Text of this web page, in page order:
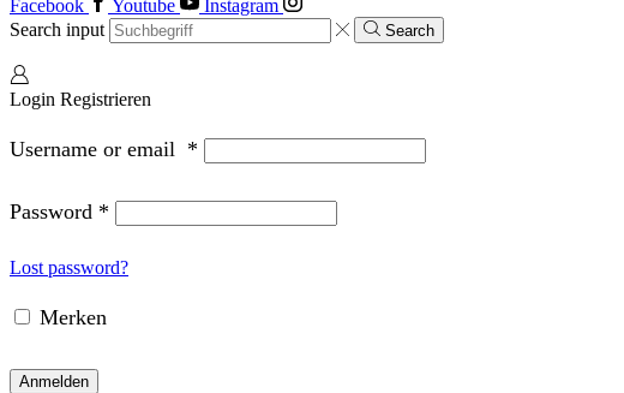
Facebook Youtube
Instagram
Search input
Search
Login Registrieren
Username or email *
Password *
Lost password?
Merken
Anmelden